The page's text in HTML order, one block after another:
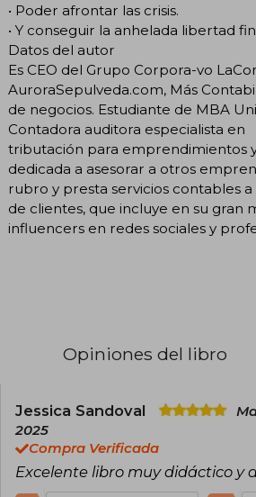
• Poder afrontar las crisis.
• Y conseguir la anhelada libertad
Datos del autor
Es CEO del Grupo Corpora-vo
AuroraSepulveda.com, Más
de negocios. Estudiante de MBA
Contadora auditora especialista en
tributación para emprendimientos
dedicada a asesorar a otros
rubro y presta servicios contables
de clientes, que incluye en su gran
influencers en redes sociales y
Opiniones del libro
Jessica Sandoval
2025
Compra Verificada
Excelente libro muy didáctico y